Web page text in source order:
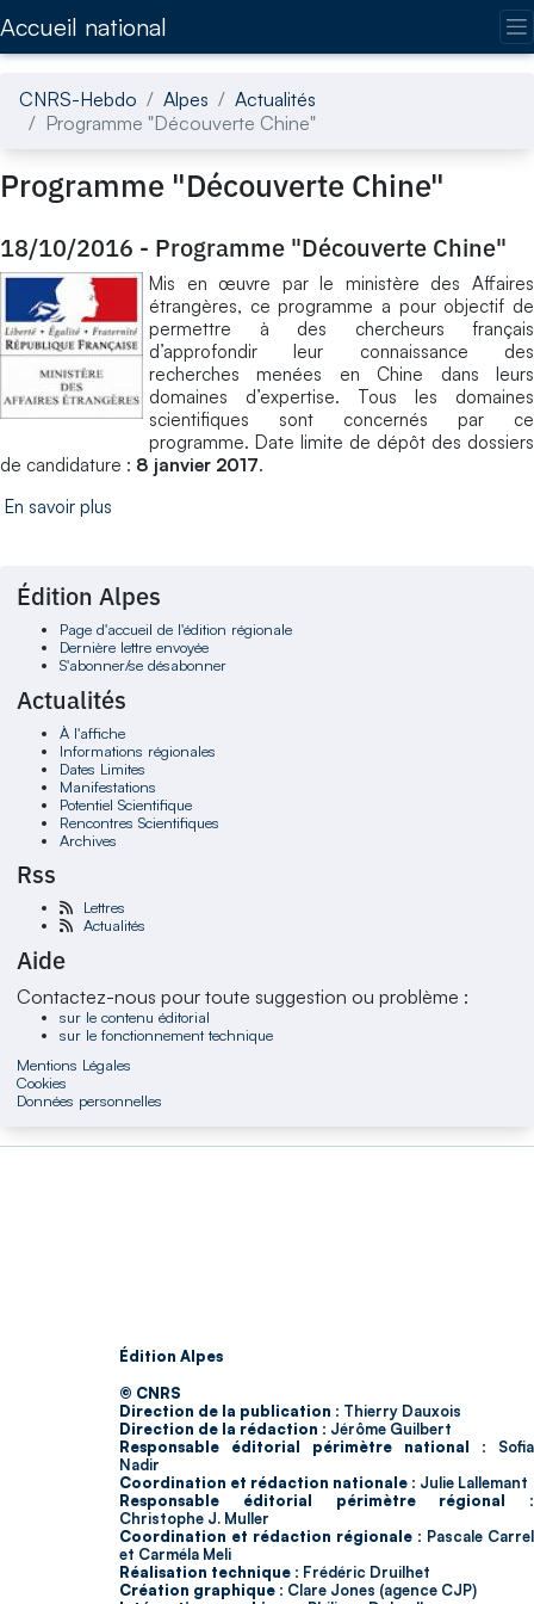
Accueil national
CNRS-Hebdo Alpes
Actualités
Programme "Découverte Chine"
Programme "Découverte Chine"
18/10/2016 - Programme "Découverte Chine"
Mis en œuvre par le ministère des Affaires
étrangères, ce programme a pour objectif de
permettre à des chercheurs français
d’approfondir leur connaissance des
recherches menées en Chine dans leurs
domaines d’expertise. Tous les domaines
scientifiques sont concernés par ce
programme. Date limite de dépôt des dossiers
de candidature : 8 janvier 2017.
En savoir plus
Édition Alpes
Page d'accueil de l'édition régionale
Dernière lettre envoyée
S'abonner/se désabonner
Actualités
À l'affiche
Informations régionales
Dates Limites
Manifestations
Potentiel Scientifique
Rencontres Scientifiques
Archives
Rss
Lettres
Actualités
Aide
Contactez-nous pour toute suggestion ou problème :
sur le contenu éditorial
sur le fonctionnement technique
Mentions Légales
Cookies
Données personnelles
Édition Alpes
© CNRS
Direction de la publication : Thierry Dauxois
Direction de la rédaction : Jérôme Guilbert
Responsable éditorial périmètre national : Sofia
Nadir
Coordination et rédaction nationale : Julie Lallemant
Responsable éditorial périmètre régional :
Christophe J. Muller
Coordination et rédaction régionale : Pascale Carrel
et Carméla Meli
Réalisation technique : Frédéric Druilhet
Création graphique : Clare Jones (agence CJP)